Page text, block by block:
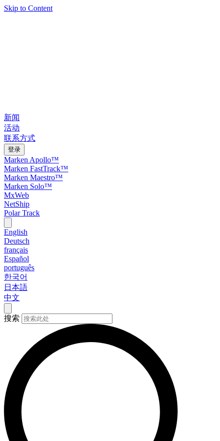
Skip to Content
新闻
活动
联系方式
登录
Marken Apollo™
Marken FastTrack™
Marken Maestro™
Marken Solo™
MxWeb
NetShip
Polar Track
English
Deutsch
français
Español
português
한국어
日本語
中文
搜索